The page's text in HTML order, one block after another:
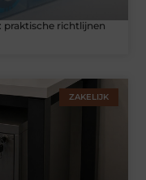
richtlijnen
ZAKELIJK